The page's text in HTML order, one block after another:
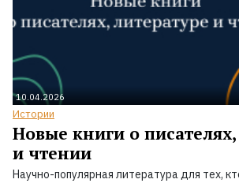
10.04.2026
Истории
Новые книги о писателях,
и чтении
Научно-популярная литература для тех,